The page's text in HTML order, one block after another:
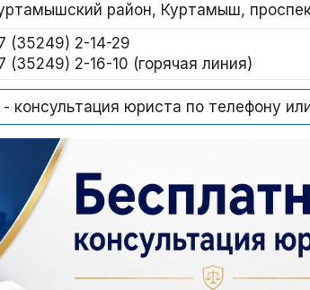
район, Куртамыш,
(35249) 2-14-29
(35249) 2-16-10 (горячая линия)
- консультация юриста по телефону